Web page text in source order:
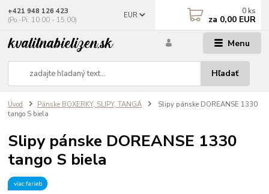
Menu
EUR
Hľadať
+421 948 126 423
(Po.-Pi. 10.00 - 15.00)
0 ks
za 0,00 EUR
Úvod Pánske BOXERKY, SLIPY, TANGÁ
Slipy pánske DOREANSE 1330
tango S biela
Slipy pánske DOREANSE 1330
tango S biela
viac farieb